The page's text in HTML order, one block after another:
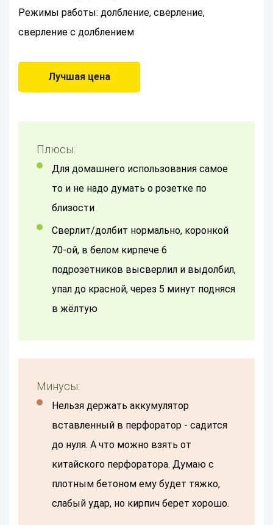
Режимы работы: долбление, сверление,
сверление с долблением
Лучшая цена
Плюсы:
Для домашнего использования самое
то и не надо думать о розетке по
близости
сверлит/долбит нормально, коронкой
70-ой, в белом кирпече 6
подрозетников высверлил и выдолбил,
упал до красной, через 5 минут подняся
в жёлтую
Минусы:
Нельзя держать аккумулятор
вставленный в перфоратор - садится
до нуля. А что можно взять от
китайского перфоратора. Думаю с
плотным бетоном ему будет тяжко,
слабый удар, но кирпич берет хорошо.